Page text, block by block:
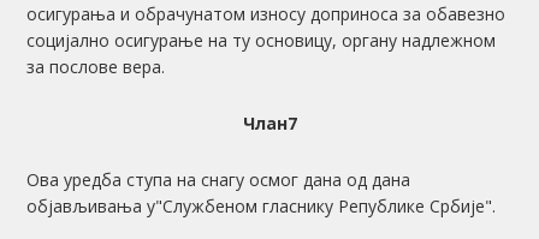
осигурања и обрачунатом износу доприноса за обавезно
социјално осигурање на ту основицу, органу надлежном
за послове вера.
Члан7
Ова уредба ступа на снагу осмог дана од дана
објављивања у"Службеном гласнику Републике Србије".